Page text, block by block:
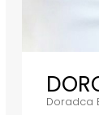
Doradca